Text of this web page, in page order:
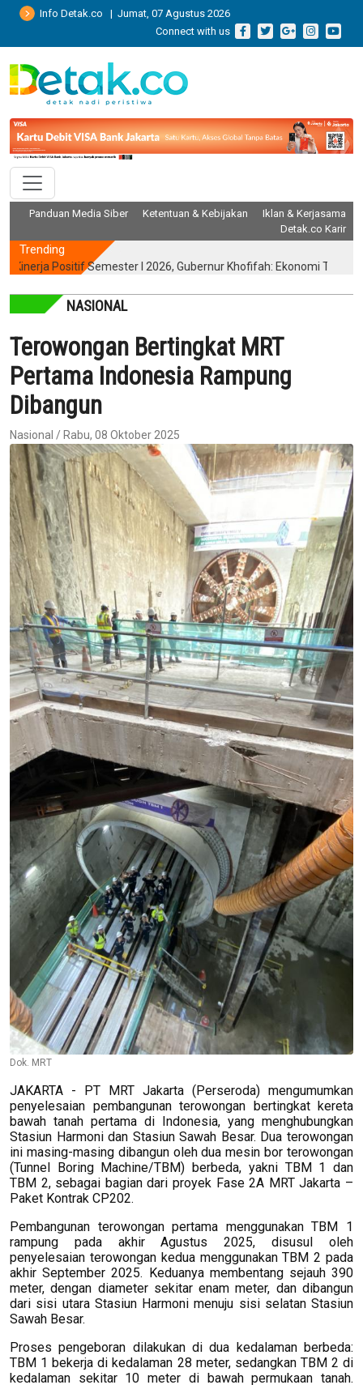
Info Detak.co | Jumat, 07 Agustus 2026
Connect with us
Panduan Media Siber Ketentuan & Kebijakan
Iklan & Kerjasama
Detak.co Karir
Trending
Positif Semester I 2026, Gubernur Khofifah: Ekonomi Tumbuh
NASIONAL
Terowongan Bertingkat MRT
Pertama Indonesia Rampung
Dibangun
Nasional / Rabu, 08 Oktober 2025
Dok. MRT
JAKARTA - PT MRT Jakarta (Perseroda) mengumumkan
penyelesaian pembangunan terowongan bertingkat kereta
bawah tanah pertama di Indonesia, yang menghubungkan
Stasiun Harmoni dan Stasiun Sawah Besar. Dua terowongan
ini masing-masing dibangun oleh dua mesin bor terowongan
(Tunnel Boring Machine/TBM) berbeda, yakni TBM 1 dan
TBM 2, sebagai bagian dari proyek Fase 2A MRT Jakarta –
Paket Kontrak CP202.
Pembangunan terowongan pertama menggunakan TBM 1
rampung pada akhir Agustus 2025, disusul oleh
penyelesaian terowongan kedua menggunakan TBM 2 pada
akhir September 2025. Keduanya membentang sejauh 390
meter, dengan diameter sekitar enam meter, dan dibangun
dari sisi utara Stasiun Harmoni menuju sisi selatan Stasiun
Sawah Besar.
Proses pengeboran dilakukan di dua kedalaman berbeda:
TBM 1 bekerja di kedalaman 28 meter, sedangkan TBM 2 di
kedalaman sekitar 10 meter di bawah permukaan tanah.